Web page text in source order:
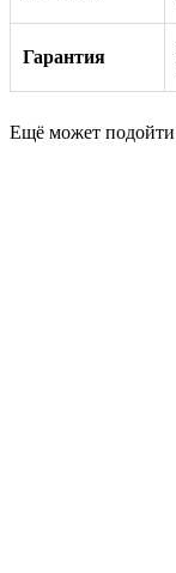
Гарантия
Ещё может подойти